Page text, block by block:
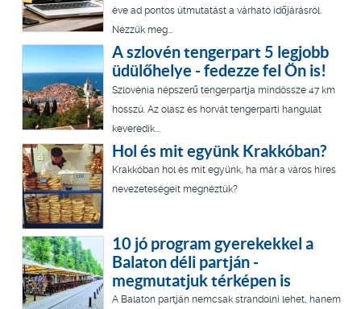
éve ad pontos útmutatást a várható időjárásról.
Nézzük meg...
A szlovén tengerpart 5 legjobb
üdülőhelye - fedezze fel Ön is!
Szlovénia népszerű tengerpartja mindössze 47 km
hosszú. Az olasz és horvát tengerparti hangulat
keveredik...
Hol és mit együnk Krakkóban?
Krakkóban hol és mit együnk, ha már a város híres
nevezeteségeit megnéztük?
10 jó program gyerekekkel a
Balaton déli partján -
megmutatjuk térképen is
A Balaton partján nemcsak strandolni lehet, hanem